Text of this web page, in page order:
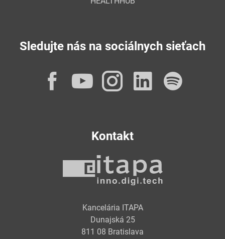
Sledujte nás na sociálnych sieťach
Facebook
YouTube
Instagram
Kontakt
Kancelária ITAPA
Dunajská 25
811 08 Bratislava